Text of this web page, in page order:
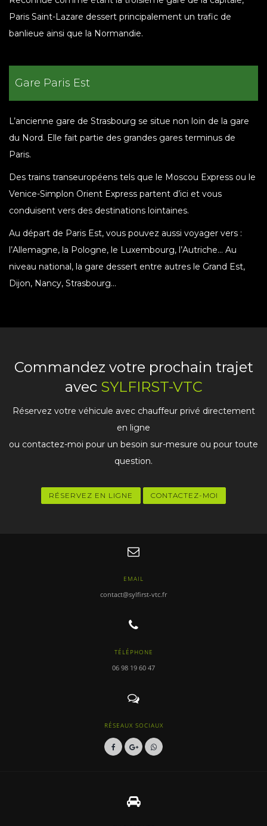
Paris Saint-Lazare dessert principalement un trafic de
banlieue ainsi que la Normandie.
Gare Paris Est
L’ancienne gare de Strasbourg se situe non loin de la gare
du Nord. Elle fait partie des grandes gares terminus de
Paris.
Des trains transeuropéens tels que le Moscou Express ou le
Venice-Simplon Orient Express partent d’ici et vous
conduisent vers des destinations lointaines.
Au départ de Paris Est, vous pouvez aussi voyager vers :
l’Allemagne, la Pologne, le Luxembourg, l’Autriche… Au
niveau national, la gare dessert entre autres le Grand Est,
Dijon, Nancy, Strasbourg…
Commandez votre prochain trajet
avec SYLFIRST-VTC
Réservez votre véhicule avec chauffeur privé directement
en ligne
ou contactez-moi pour un besoin sur-mesure ou pour toute
question.
RÉSERVEZ EN LIGNE CONTACTEZ-MOI
EMAIL
contact@sylfirst-vtc.fr
TÉLÉPHONE
06 98 19 60 47
RÉSEAUX SOCIAUX